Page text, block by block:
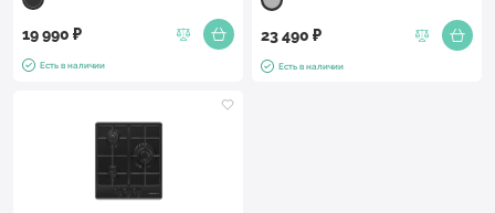
19 990 ₽
Есть в наличии
23 490 ₽
Есть в наличии